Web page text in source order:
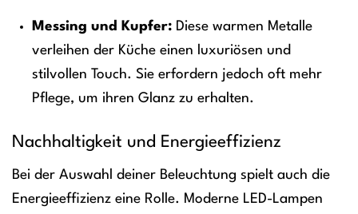
Messing und Kupfer:Diese warmen Metalle
verleihen der Küche einen luxuriösen und
stilvollen Touch. Sie erfordern jedoch oft mehr
Pflege, um ihren Glanz zu erhalten.
Nachhaltigkeit und Energieeffizienz
Bei der Auswahl deiner Beleuchtung spielt auch die
Energieeffizienz eine Rolle. Moderne LED-Lampen